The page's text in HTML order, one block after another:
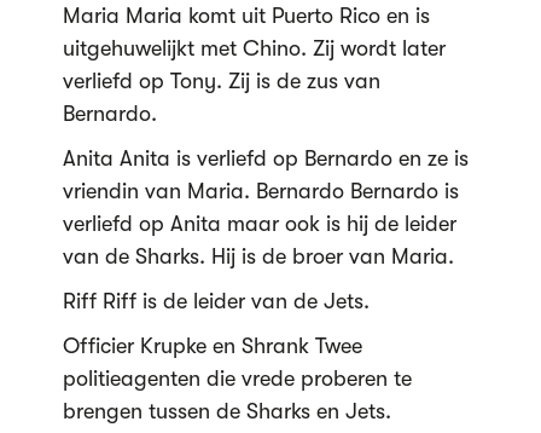
Maria Maria komt uit Puerto Rico en is
uitgehuwelijkt met Chino. Zij wordt later
verliefd op Tony. Zij is de zus van
Bernardo.
Anita Anita is verliefd op Bernardo en ze is
vriendin van Maria. Bernardo Bernardo is
verliefd op Anita maar ook is hij de leider
van de Sharks. Hij is de broer van Maria.
Riff Riff is de leider van de Jets.
Officier Krupke en Shrank Twee
politieagenten die vrede proberen te
brengen tussen de Sharks en Jets.